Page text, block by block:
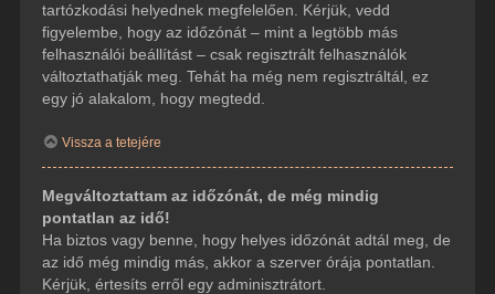
tartózkodási helyednek megfelelően. Kérjük, vedd
figyelembe, hogy az időzónát – mint a legtöbb más
felhasználói beállítást – csak regisztrált felhasználók
változtathatják meg. Tehát ha még nem regisztráltál, ez
egy jó alakalom, hogy megtedd.
Vissza a tetejére
Megváltoztattam az időzónát, de még mindig
pontatlan az idő!
Ha biztos vagy benne, hogy helyes időzónát adtál meg, de
az idő még mindig más, akkor a szerver órája pontatlan.
Kérjük, értesíts erről egy adminisztrátort.